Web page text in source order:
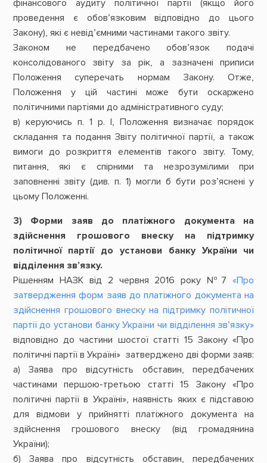
фінансового аудиту політичної партії (якщо його
проведення є обов’язковим відповідно до цього
Закону), які є невід’ємними частинами такого звіту.
Законом не передбачено обов’язок подачі
консолідованого звіту за рік, а зазначені приписи
Положення суперечать нормам Закону. Отже,
Положення у цій частині може бути оскаржено
політичними партіями до адміністративного суду;
в) керуючись п. 1 р. I, Положення визначає порядок
складання та подання Звіту політичної партії, а також
вимоги до розкриття елементів такого звіту. Тому,
питання, які є спірними та незрозумілими при
заповненні звіту (див. п. 1) могли б бути роз’яснені у
цьому Положенні.
3) Форми заяв до платіжного документа на
здійснення грошового внеску на підтримку
політичної партії до установи банку України чи
відділення зв’язку.
Рішенням НАЗК від 2 червня 2016 року №7«Про
затвердження форм заяв до платіжного документа на
здійснення грошового внеску на підтримку політичної
партії до установи банку України чи відділення зв’язку»
відповідно до частини шостої статті 15 Закону «Про
політичні партії в Україні» затверджено дві форми заяв:
а) Заява про відсутність обставин, передбачених
частинами першою-третьою статті 15 Закону «Про
політичні партії в Україні», наявність яких є підставою
для відмови у прийнятті платіжного документа на
здійснення грошового внеску (від громадянина
України);
б) Заява про відсутність обставин, передбачених